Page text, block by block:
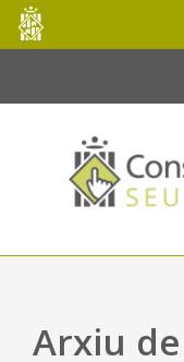
Salta al contingut
Consell
de
Mallorca
Arxiu